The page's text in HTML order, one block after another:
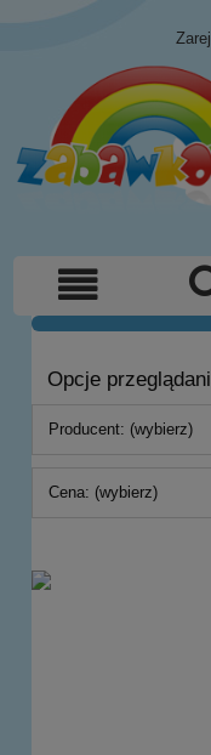
Opcje
Producent: (wybierz)
Cena: (wybierz)